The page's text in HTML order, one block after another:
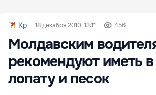
Kp 18 декабря 2010, 13:11 456
Молдавским
рекомендуют иметь
лопату и песок